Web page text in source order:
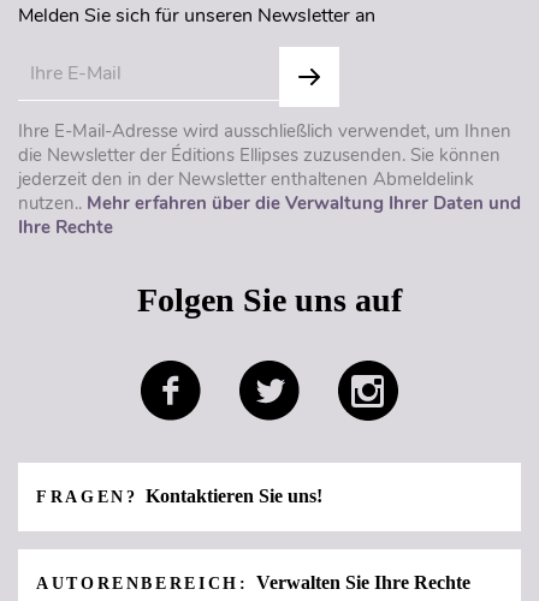
Melden Sie sich für unseren Newsletter an
Ihre E-Mail-Adresse wird ausschließlich verwendet, um Ihnen
die Newsletter der Éditions Ellipses zuzusenden. Sie können
jederzeit den in der Newsletter enthaltenen Abmeldelink
nutzen.. Mehr erfahren über die Verwaltung Ihrer Daten und
Ihre Rechte
Folgen Sie uns auf
FRAGEN? Kontaktieren Sie uns!
AUTORENBEREICH: Verwalten Sie Ihre Rechte